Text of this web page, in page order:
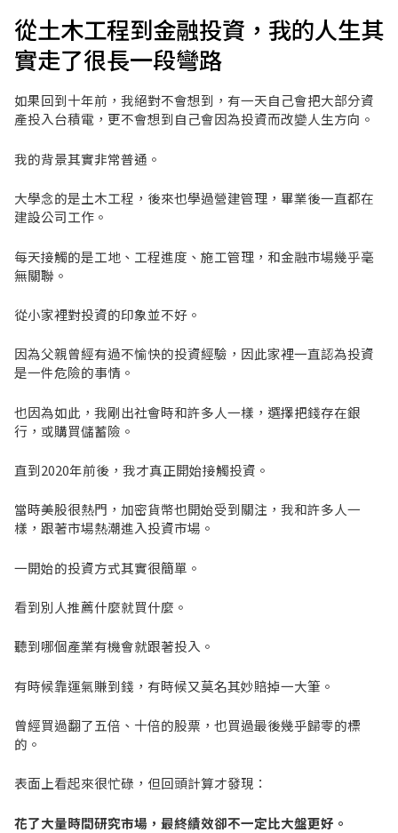
從土木工程到金融投資，我的人生其
實走了很長一段彎路
如果回到十年前，我絕對不會想到，有一天自己會把大部分資
產投入台積電，更不會想到自己會因為投資而改變人生方向。
我的背景其實非常普通。
大學念的是土木工程，後來也學過營建管理，畢業後一直都在
建設公司工作。
每天接觸的是工地、工程進度、施工管理，和金融市場幾乎毫
無關聯。
從小家裡對投資的印象並不好。
因為父親曾經有過不愉快的投資經驗，因此家裡一直認為投資
是一件危險的事情。
也因為如此，我剛出社會時和許多人一樣，選擇把錢存在銀
行，或購買儲蓄險。
直到2020年前後，我才真正開始接觸投資。
當時美股很熱門，加密貨幣也開始受到關注，我和許多人一
樣，跟著市場熱潮進入投資市場。
一開始的投資方式其實很簡單。
看到別人推薦什麼就買什麼。
聽到哪個產業有機會就跟著投入。
有時候靠運氣賺到錢，有時候又莫名其妙賠掉一大筆。
曾經買過翻了五倍、十倍的股票，也買過最後幾乎歸零的標
的。
表面上看起來很忙碌，但回頭計算才發現：
花了大量時間研究市場，最終績效卻不一定比大盤更好。